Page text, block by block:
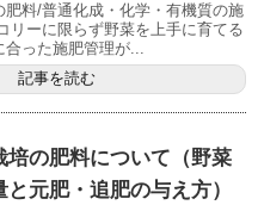
肥料/普通化成・化学・有機質の施
リーに限らず野菜を上手に育てる
合った施肥管理が...
記事を読む
培の肥料について（野菜
元肥・追肥の与え方）